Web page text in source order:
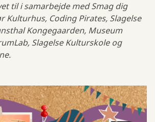
til i samarbejde med Smag dig
Kulturhus, Coding Pirates, Slagelse
Kongegaarden, Museum
Slagelse Kulturskole og